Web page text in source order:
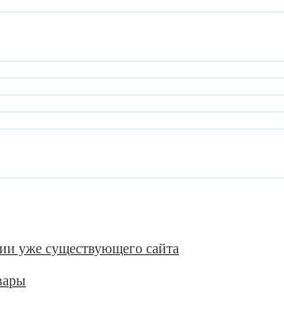
уже существующего сайта